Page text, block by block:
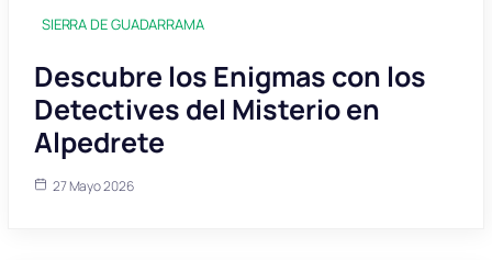
SIERRA DE GUADARRAMA
Descubre los Enigmas con los
Detectives del Misterio en
Alpedrete
27 Mayo 2026